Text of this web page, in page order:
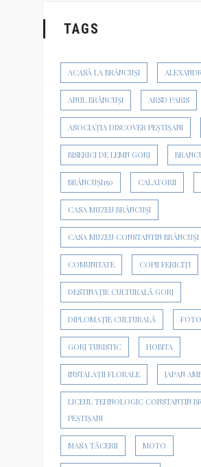
TAGS
ACASĂ LA BRÂNCUȘI
ANUL BRÂNCUȘI ARSD PARIS
ASOCIAȚIA DISCOVER PEȘTIȘANI
BISERICI DE LEMN GORJ
BRÂNCUȘI150 CALATORII
CASA MUZEU BRÂNCUȘI
CASA MUZEU CONSTANTIN BRÂNCUȘI
COMUNITATE COPII FERICIȚI
DESTINAȚIE CULTURALĂ GORJ
DIPLOMAȚIE CULTURALĂ
GORJ TURISTIC HOBITA
INSTALAȚII FLORALE JAPAN
LICEUL TEHNOLOGIC CONSTANTIN
PEȘTIȘANI
MASA TĂCERII MOTO